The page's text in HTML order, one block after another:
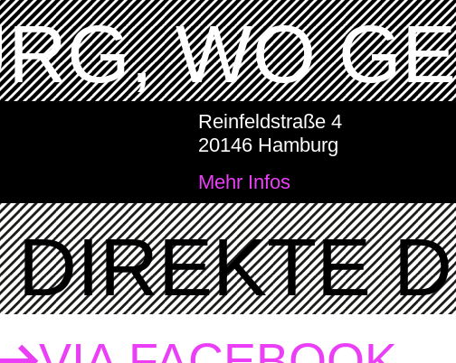
WO
Reinfeldstraße 4
20146 Hamburg
Mehr Infos